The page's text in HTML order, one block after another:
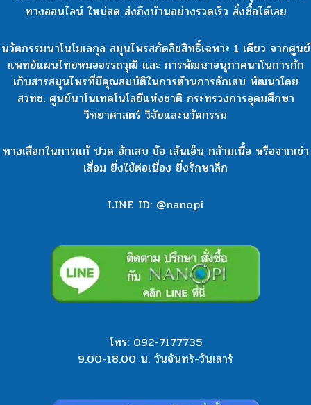
ทางออนไลน์ ใหม่สด ส่งถึงบ้านอย่างรวดเร็ว สั่งซื้อได้เลย
นวัตกรรมนาโนโมเลกุล สมุนไพรสกัดลิขสิทธิ์เฉพาะ 1 เดียว จากศูนย์
แพทย์แผนไทยหมออรรถวุฒิ และ การพัฒนาอนุภาคนาโนการกัก
เก็บสารสมุนไพรที่มีคุณสมบัติในการต้านการอักเสบ พัฒนาโดย
สวทช. ศูนย์นาโนเทคโนโลยีแห่งชาติ กระทรวงการอุดมศึกษา
วิทยาศาสตร์ วิจัยและนวัตกรรม
ทางเลือกในการแก้ ปวด อักเสบ ข้อ เส้นเอ็น กล้ามเนื้อ หรือจากเข่า
เสื่อม ยิ่งใช้ต่อเนื่อง ยิ่งรักษาลึก
LINE ID: @nanopi
โทร: 092-7177735
9.00-18.00 น. วันจันทร์-วันเสาร์